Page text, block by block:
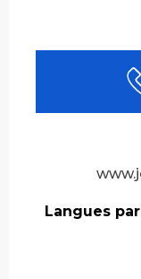
Langues
Langues